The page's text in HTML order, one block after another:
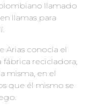
llamado
llamas para
Arias conocía el
fábrica recicladora,
misma, en el
que él mismo se